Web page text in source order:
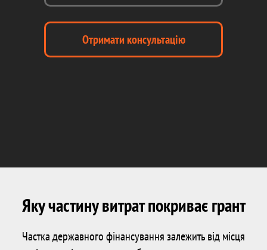
Отримати консультацію
Яку частину витрат покриває грант
Частка державного фінансування залежить від місця